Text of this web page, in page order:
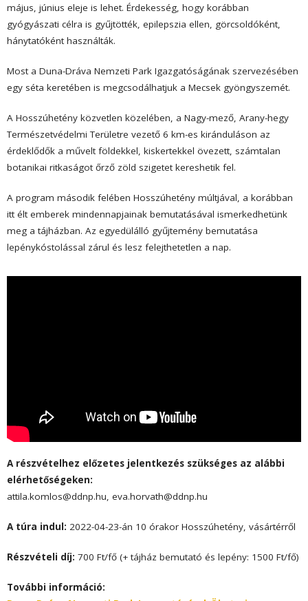
május, június eleje is lehet. Érdekesség, hogy korábban
gyógyászati célra is gyűjtötték, epilepszia ellen, görcsoldóként,
hánytatóként használták.
Most a Duna-Dráva Nemzeti Park Igazgatóságának szervezésében
egy séta keretében is megcsodálhatjuk a Mecsek gyöngyszemét.
A Hosszúhetény közvetlen közelében, a Nagy-mező, Arany-hegy
Természetvédelmi Területre vezető 6 km-es kiránduláson az
érdeklődők a művelt földekkel, kiskertekkel övezett, számtalan
botanikai ritkaságot őrző zöld szigetet kereshetik fel.
A program második felében Hosszúhetény múltjával, a korábban
itt élt emberek mindennapjainak bemutatásával ismerkedhetünk
meg a tájházban. Az egyedülálló gyűjtemény bemutatása
lepénykóstolással zárul és lesz felejthetetlen a nap.
A részvételhez előzetes jelentkezés szükséges az alábbi
elérhetőségeken:
attila.komlos@ddnp.hu, eva.horvath@ddnp.hu
A túra indul: 2022-04-23-án 10 órakor Hosszúhetény, vásártérről
Részvételi díj: 700 Ft/fő (+ tájház bemutató és lepény: 1500 Ft/fő)
További információ: